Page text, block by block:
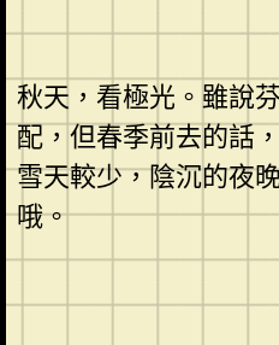
秋天，看極光。雖說
配，但春季前去的話
雪天較少，陰沉的夜
哦。